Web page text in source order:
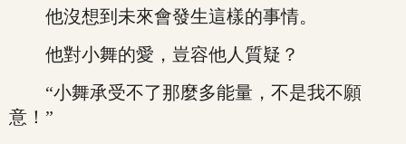
他沒想到未來會發生這樣的事情。
他對小舞的愛，豈容他人質疑？
“小舞承受不了那麼多能量，不是我不願
意！”